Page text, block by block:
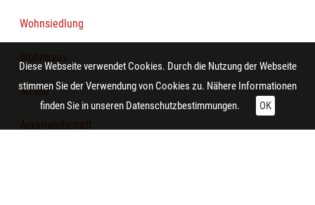
Wohnsiedlung
Straße
Diese Webseite verwendet Cookies. Durch die Nutzung der Webseite
stimmen Sie der Verwendung von Cookies zu. Nähere Informationen
finden Sie in unseren Datenschutzbestimmungen. OK